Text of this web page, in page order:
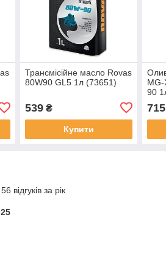
Трансмісійне масло Rovas
80W90 GL5 1л (73651)
539₴
Купити
90
715
відгуків за рік